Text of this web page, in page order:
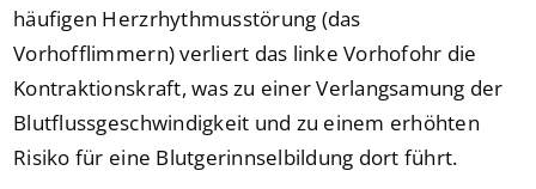
häufigen Herzrhythmusstörung (das
Vorhofflimmern) verliert das linke Vorhofohr die
Kontraktionskraft, was zu einer Verlangsamung der
Blutflussgeschwindigkeit und zu einem erhöhten
Risiko für eine Blutgerinnselbildung dort führt.